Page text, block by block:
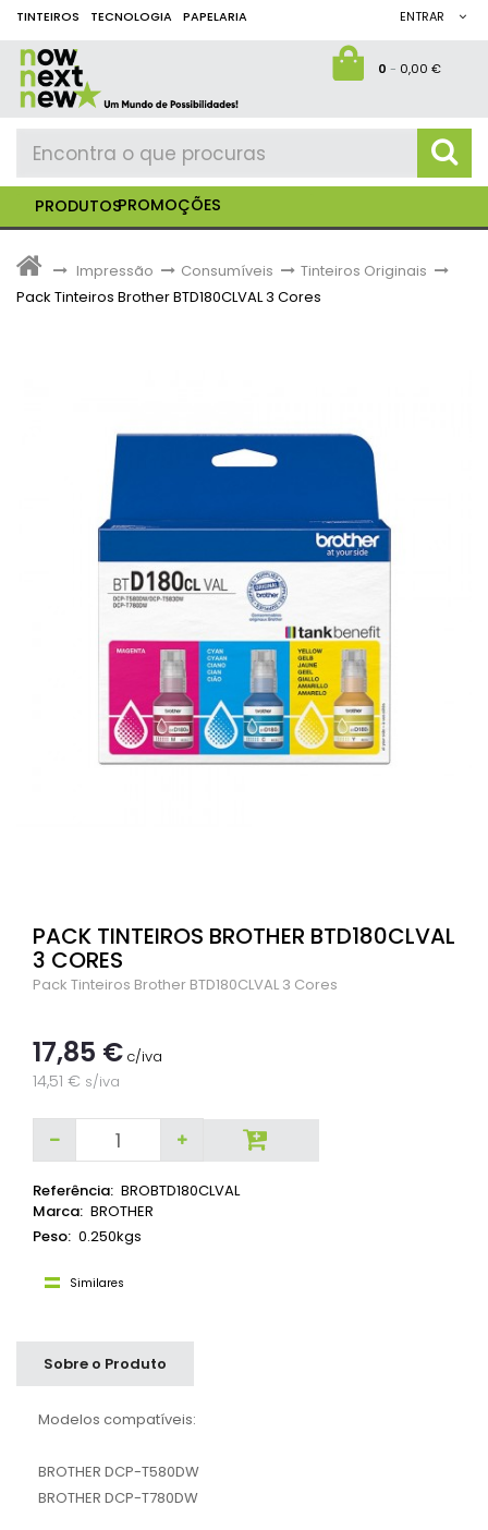
TINTEIROS TECNOLOGIA PAPELARIA ENTRAR
0- 0,00 €
PRODUTOSPROMOÇÕES
> Impressão > Consumíveis > Tinteiros Originais >
Pack Tinteiros Brother BTD180CLVAL 3 Cores
PACK TINTEIROS BROTHER BTD180CLVAL
3 CORES
Pack Tinteiros Brother BTD180CLVAL 3 Cores
17,85 € c/iva
14,51 € s/iva
Referência: BROBTD180CLVAL
Marca: BROTHER
Peso: 0.250kgs
Similares
Sobre o Produto
Modelos compatíveis:
BROTHER DCP-T580DW
BROTHER DCP-T780DW